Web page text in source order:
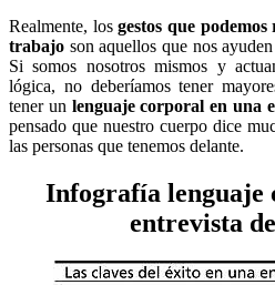
Realmente, losgestos que
trabajo son aquellos que nos
Si somos nosotros mismos y
lógica, no deberíamos tener
tener un lenguaje corporal en una
pensado que nuestro cuerpo dice
las personas que tenemos delante.
Infografía lenguaje
entrevista